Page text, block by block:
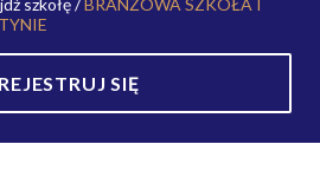
szkołę/BRANŻOWA SZKOŁA I
SIĘ